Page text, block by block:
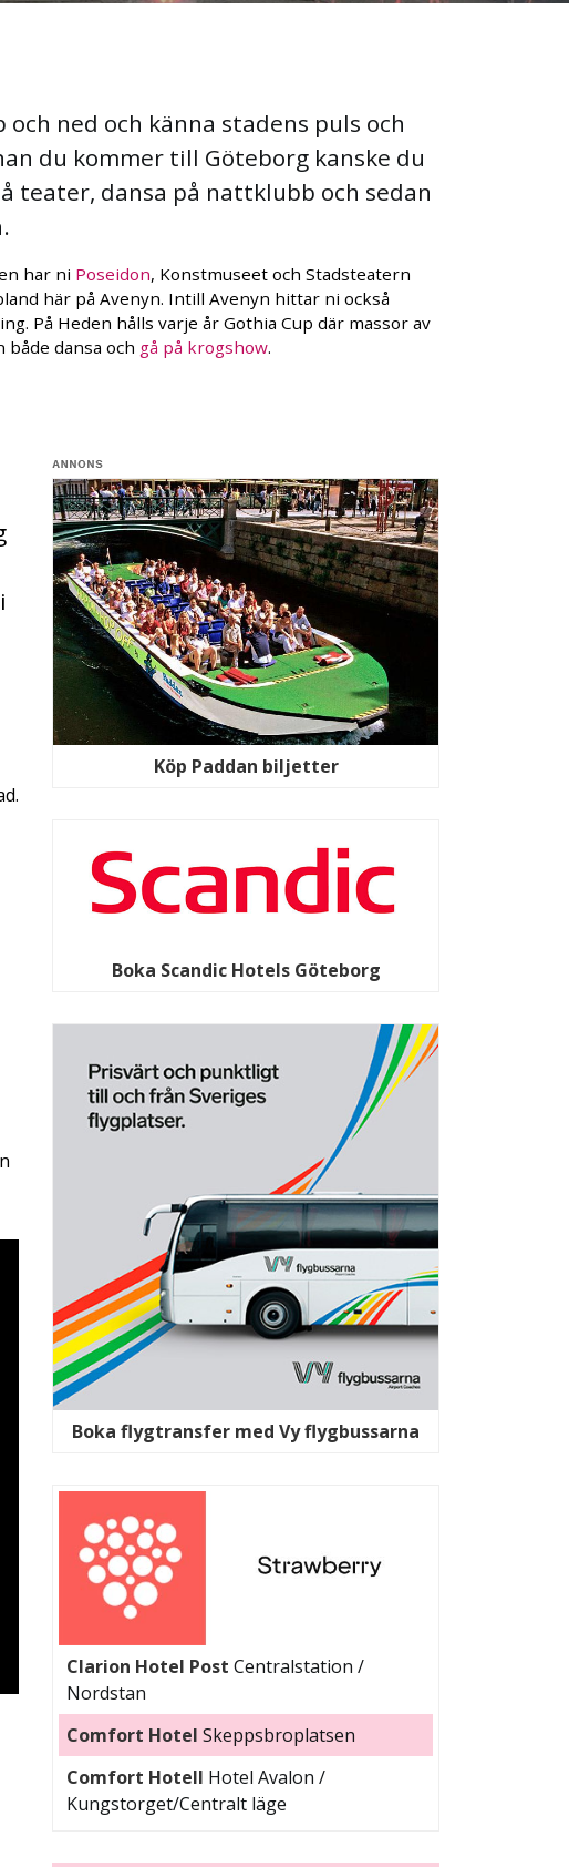
ned och känna stadens puls och
du kommer till Göteborg kanske du
teater, dansa på nattklubb och sedan
har ni Poseidon, Konstmuseet och Stadsteatern
här på Avenyn. Intill Avenyn hittar ni också
På Heden hålls varje år Gothia Cup där massor av
både dansa och gå på krogshow.
Köp Paddan biljetter
Boka Scandic Hotels Göteborg
Boka flygtransfer med Vy flygbussarna
Clarion Hotel Post Centralstation /
Nordstan
Comfort Hotel Skeppsbroplatsen
Comfort Hotell Hotel Avalon /
Kungstorget/Centralt läge